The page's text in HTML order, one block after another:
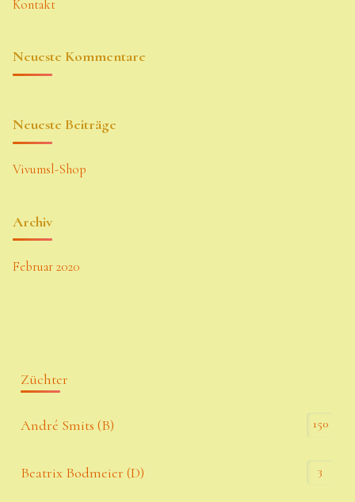
Kontakt
Neueste Kommentare
Neueste Beiträge
Vivumsl-Shop
Archiv
Februar 2020
Züchter
André Smits (B) 150
Beatrix Bodmeier (D) 3